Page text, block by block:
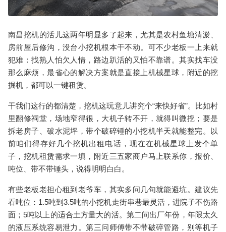
南昌挖机的活儿这两年明显多了起来，尤其是农村鱼塘清淤、
房前屋后修沟，没台小挖机根本干不动。可不少老板一上来就
犯难：找熟人怕欠人情，路边趴活的又怕不靠谱。其实找车没
那么麻烦，最省心的解决方案就是直接上机械星球 ，附近的挖
掘机 ，都可以一键租赁。
干我们这行的都清楚，挖机这玩意儿讲究个“来快好省”。比如村
里翻修祠堂，场地窄得很，大机子转不开，就得叫微挖 ；要是
拆老房子、破水泥坪，带个破碎锤的小挖机半天就能整完。以
前咱们得存好几个挖机出租电话 ，现在在机械星球上发个单
子， 挖机租赁需求一填，附近三五家商户马上联系你，报价、
吨位、带不带锤头，说得明明白白。
有些老板老担心租到老爷车，其实多问几句就能避坑。建议先
看吨位：1.5吨到3.5吨的小挖机走街串巷最灵活，进院子不伤路
面；5吨以上的适合土方量大的活。第二问出厂年份，年限太久
的液压系统容易泄力。第三问师傅带不带破碎管路，别等机子